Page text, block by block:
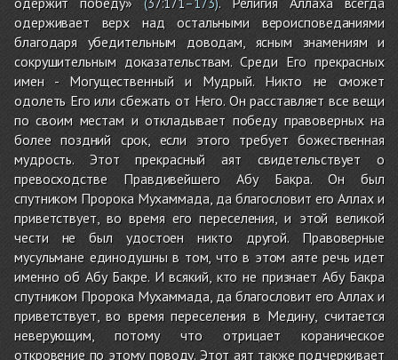
одерживает верх над остальными вероисповеданиями
благодаря убедительным доводам, ясным знамениям и
сокрушительным доказательствам. Среди Его прекрасных
имен - Могущественный и Мудрый. Никто не сможет
одолеть Его или сбежать от Него. Он расставляет все вещи
по своим местам и откладывает победу правоверных на
более поздний срок, если этого требует божественная
мудрость. Этот прекрасный аят свидетельствует о
превосходстве Правдивейшего Абу Бакра. Он был
спутником Пророка Мухаммада, да благословит его Аллах и
приветствует, во время его переселения, и этой великой
чести не был удостоен никто другой. Правоверные
мусульмане единодушны в том, что в этом аяте речь идет
именно об Абу Бакре. И всякий, кто не признает Абу Бакра
спутником Пророка Мухаммада, да благословит его Аллах и
приветствует, во время переселения в Медину, считается
неверующим, потому что отрицает кораническое
откровение по этому поводу. Этот аят также подчеркивает